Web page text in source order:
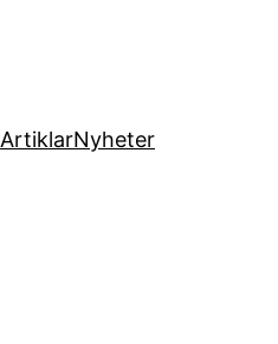
ArtiklarNyheter